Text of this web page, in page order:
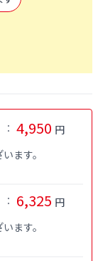
： 4,950 円
ます。
： 6,325 円
ます。